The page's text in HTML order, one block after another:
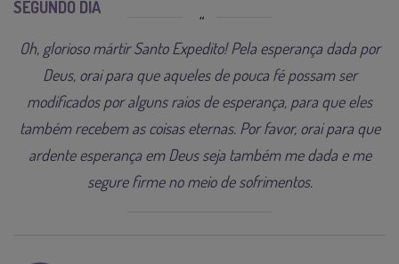
SEGUNDO DIA
Oh, glorioso mártir Santo Expedito! Pela esperança dada por
Deus, orai para que aqueles de pouca fé possam ser
modificados por alguns raios de esperança, para que eles
também recebem as coisas eternas. Por favor, orai para que
ardente esperança em Deus seja também me dada e me
segure firme no meio de sofrimentos.